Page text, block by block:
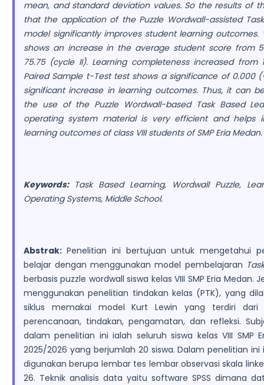
mean, and standard deviation values. So the results of
that the application of the Puzzle Wordwall-assisted
model significantly improves student learning outcomes.
shows an increase in the average student score from
75.75 (cycle II). Learning completeness increased from
Paired Sample t-Test test shows a significance of 0.000
significant increase in learning outcomes. Thus, it can
the use of the Puzzle Wordwall-based Task Based
operating system material is very efficient and helps
learning outcomes of class VIII students of SMP Eria Medan.
Keywords: Task Based Learning, Wordwall Puzzle,
Operating Systems, Middle School.
Abstrak: Penelitian ini bertujuan untuk mengetahui
belajar dengan menggunakan model pembelajaran
berbasis puzzle wordwall siswa kelas VIII SMP Eria Medan.
menggunakan penelitian tindakan kelas (PTK), yang
siklus memakai model Kurt Lewin yang terdiri
perencanaan, tindakan, pengamatan, dan refleksi.
dalam penelitian ini ialah seluruh siswa kelas VIII SMP
2025/2026 yang berjumlah 20 siswa. Dalam penelitian
digunakan berupa lembar tes lembar observasi skala
26. Teknik analisis data yaitu software SPSS dimana